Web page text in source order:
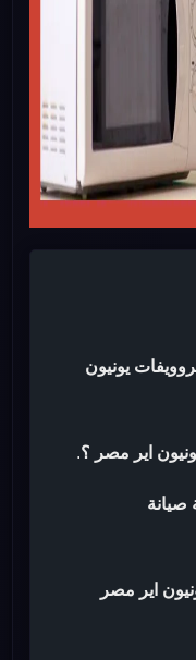
يونيون
اير مصر ؟.
صيانة
اير مصر